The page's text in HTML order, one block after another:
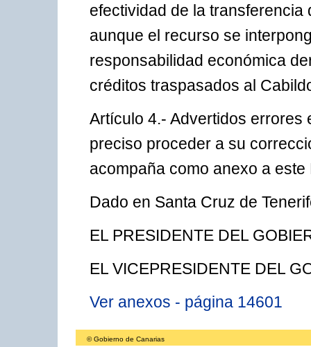
efectividad de la
aunque el recurso se
responsabilidad económica
créditos traspasados al
Artículo 4.- Advertidos errores
preciso proceder a su
acompaña como anexo a este
Dado en Santa Cruz de
EL PRESIDENTE DEL
EL VICEPRESIDENTE DEL
Ver anexos - página 14601
© Gobierno de Canarias